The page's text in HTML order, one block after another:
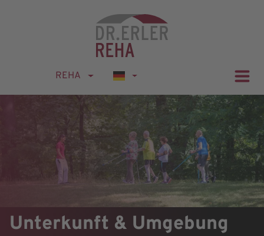
REHA
Unterkunft & Umgebung